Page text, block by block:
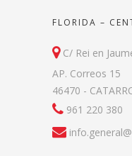
FLORIDA –
C/ Rei en
AP. Correos 15
46470 -
961 220 380